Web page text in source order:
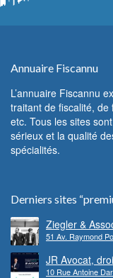
Annuaire Fiscannu
L’annuaire Fiscannu
traitant de fiscalité,
etc. Tous les sites
sérieux et la qualité
spécialités.
Derniers sites
Ziegler &
51 Av. Raymond
JR Avocat,
10 Rue Antoine